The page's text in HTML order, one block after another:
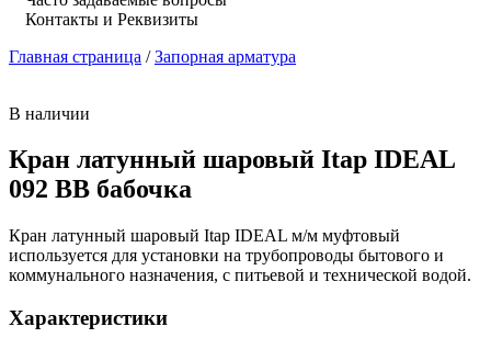
Контакты и Реквизиты
Главная страница /Запорная арматура
В наличии
Кран латунный шаровый Itap IDEAL
092 ВВ бабочка
Кран латунный шаровый Itap IDEAL м/м муфтовый
используется для установки на трубопроводы бытового и
коммунального назначения, с питьевой и технической водой.
Характеристики